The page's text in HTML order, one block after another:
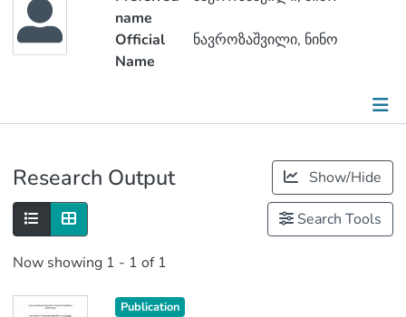
name
Official
Name
ნავროზაშვილი, ნინო
Research Output Show/Hide
Search Tools
Now showing 1 - 1 of 1
Publication